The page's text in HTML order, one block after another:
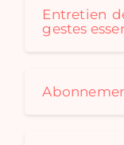
Entretien
gestes